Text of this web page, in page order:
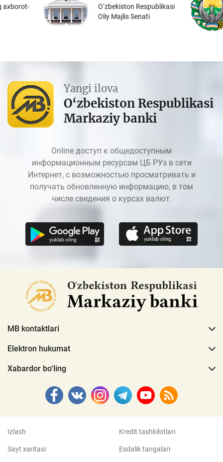
axborot-
O‘zbekiston Respublikasi
Oliy Majlis Senati
Yangi ilova
O‘zbekiston Respublikasi
Markaziy banki
Online доступ к общедоступным
информационным ресурсам ЦБ РУз в сети
Интернет, с возможностью просматривать и
получать обновленную информацию, в том
числе сведения о курсах валют.
MB kontaktlari
Elektron hukumat
Xabardor bo‘ling
Izlash
Sayt xaritasi
Kredit tashkilotlari
Esdalik tangalari